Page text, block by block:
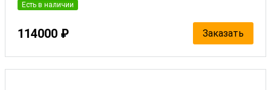
Есть в наличии
114000 ₽ Заказать